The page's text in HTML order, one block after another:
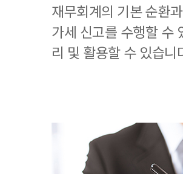
재무회계의 기본 순환
가세 신고를 수행할 수
리 및 활용할 수 있습니